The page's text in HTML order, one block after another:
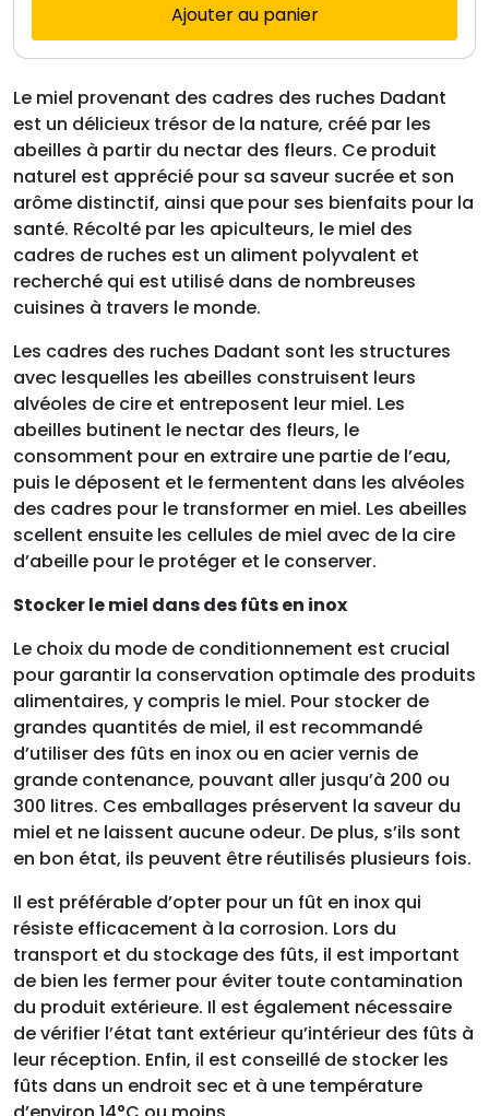
Ajouter au panier
Le miel provenant des cadres des ruches Dadant
est un délicieux trésor de la nature, créé par les
abeilles à partir du nectar des fleurs. Ce produit
naturel est apprécié pour sa saveur sucrée et son
arôme distinctif, ainsi que pour ses bienfaits pour la
santé. Récolté par les apiculteurs, le miel des
cadres de ruches est un aliment polyvalent et
recherché qui est utilisé dans de nombreuses
cuisines à travers le monde.
Les cadres des ruches Dadant sont les structures
avec lesquelles les abeilles construisent leurs
alvéoles de cire et entreposent leur miel. Les
abeilles butinent le nectar des fleurs, le
consomment pour en extraire une partie de l’eau,
puis le déposent et le fermentent dans les alvéoles
des cadres pour le transformer en miel. Les abeilles
scellent ensuite les cellules de miel avec de la cire
d’abeille pour le protéger et le conserver.
Stocker le miel dans des fûts en inox
Le choix du mode de conditionnement est crucial
pour garantir la conservation optimale des produits
alimentaires, y compris le miel. Pour stocker de
grandes quantités de miel, il est recommandé
d’utiliser des fûts en inox ou en acier vernis de
grande contenance, pouvant aller jusqu’à 200 ou
300 litres. Ces emballages préservent la saveur du
miel et ne laissent aucune odeur. De plus, s’ils sont
en bon état, ils peuvent être réutilisés plusieurs fois.
Il est préférable d’opter pour un fût en inox qui
résiste efficacement à la corrosion. Lors du
transport et du stockage des fûts, il est important
de bien les fermer pour éviter toute contamination
du produit extérieure. Il est également nécessaire
de vérifier l’état tant extérieur qu’intérieur des fûts à
leur réception. Enfin, il est conseillé de stocker les
fûts dans un endroit sec et à une température